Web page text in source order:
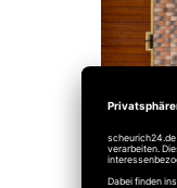
Nächste→